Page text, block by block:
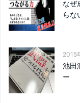
なぜ
らな
2015
池田
ー